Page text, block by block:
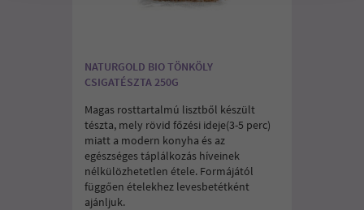
NATURGOLD BIO TÖNKÖLY
CSIGATÉSZTA 250G
Magas rosttartalmú lisztből készült
tészta, mely rövid főzési ideje(3-5 perc)
miatt a modern konyha és az
egészséges táplálkozás híveinek
nélkülözhetetlen étele. Formájától
függően ételekhez levesbetétként
ajánljuk.